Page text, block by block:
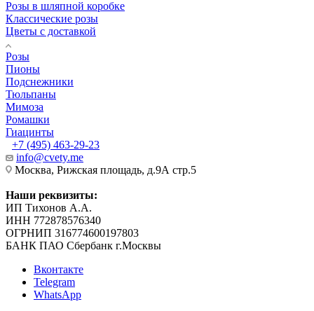
Розы в шляпной коробке
Классические розы
Цветы с доставкой
Розы
Пионы
Подснежники
Тюльпаны
Мимоза
Ромашки
Гиацинты
+7 (495) 463-29-23
info@cvety.me
Москва, Рижская площадь, д.9А стр.5
Наши реквизиты:
ИП Тихонов А.А.
ИНН 772878576340
ОГРНИП 316774600197803
БАНК ПАО Сбербанк г.Москвы
Вконтакте
Telegram
WhatsApp